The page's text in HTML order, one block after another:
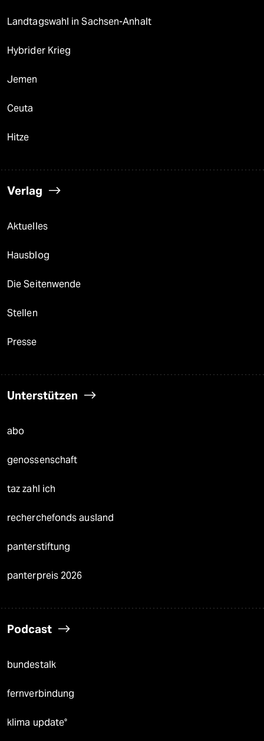
Landtagswahl in Sachsen-Anhalt
Hybrider Krieg
Jemen
Ceuta
Hitze
Verlag
Aktuelles
Hausblog
Die Seitenwende
Stellen
Presse
Unterstützen
abo
genossenschaft
taz zahl ich
recherchefonds ausland
panterstiftung
panterpreis 2026
Podcast
bundestalk
fernverbindung
klima update°